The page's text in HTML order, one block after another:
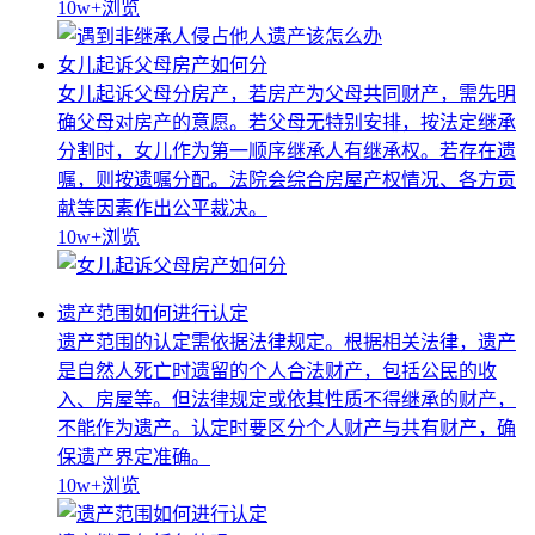
10w+浏览
女儿起诉父母房产如何分
女儿起诉父母分房产，若房产为父母共同财产，需先明
确父母对房产的意愿。若父母无特别安排，按法定继承
分割时，女儿作为第一顺序继承人有继承权。若存在遗
嘱，则按遗嘱分配。法院会综合房屋产权情况、各方贡
献等因素作出公平裁决。
10w+浏览
遗产范围如何进行认定
遗产范围的认定需依据法律规定。根据相关法律，遗产
是自然人死亡时遗留的个人合法财产，包括公民的收
入、房屋等。但法律规定或依其性质不得继承的财产，
不能作为遗产。认定时要区分个人财产与共有财产，确
保遗产界定准确。
10w+浏览